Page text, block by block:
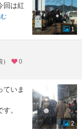
回は紅
1
0
ていま
。
2